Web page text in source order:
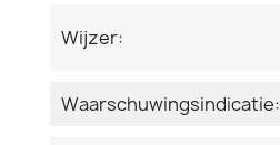
Wijzer:
Waarschuwingsindicatie: